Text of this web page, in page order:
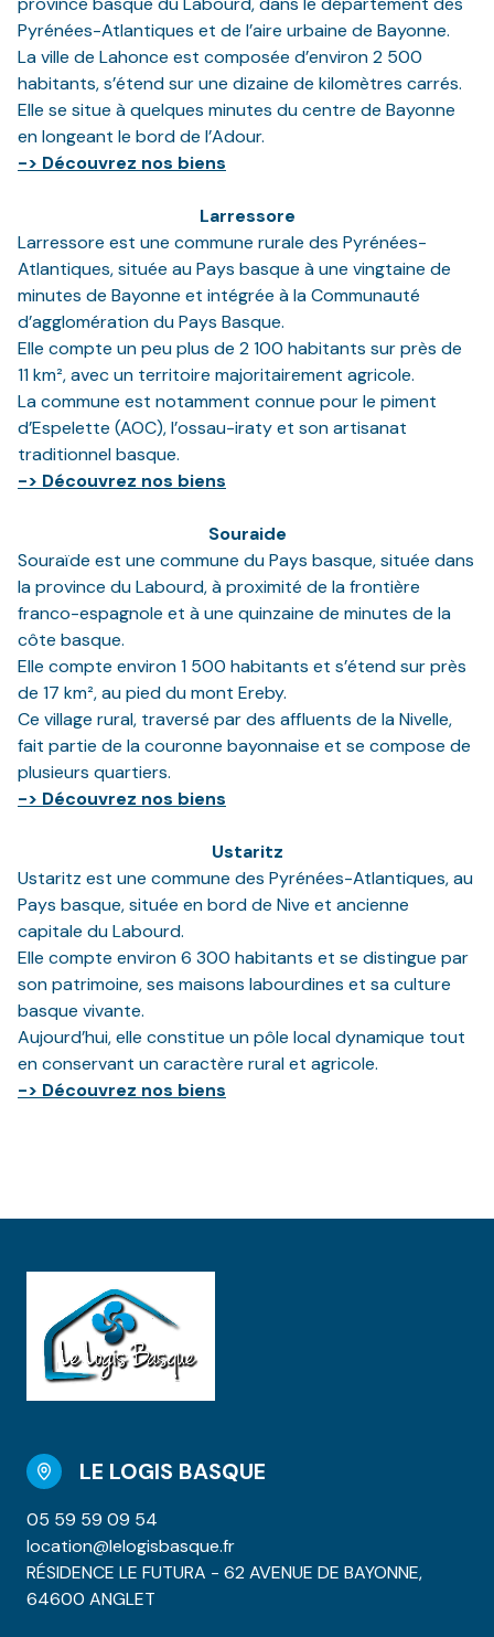
Pyrénées-Atlantiques et de l’aire urbaine de Bayonne.
La ville de Lahonce est composée d’environ 2 500
habitants, s’étend sur une dizaine de kilomètres carrés.
Elle se situe à quelques minutes du centre de Bayonne
en longeant le bord de l’Adour.
-> Découvrez nos biens
Larressore
Larressore est une commune rurale des Pyrénées-
Atlantiques, située au Pays basque à une vingtaine de
minutes de Bayonne et intégrée à la Communauté
d’agglomération du Pays Basque.
Elle compte un peu plus de 2 100 habitants sur près de
11 km², avec un territoire majoritairement agricole.
La commune est notamment connue pour le piment
d’Espelette (AOC), l’ossau-iraty et son artisanat
traditionnel basque.
-> Découvrez nos biens
Souraide
Souraïde est une commune du Pays basque, située dans
la province du Labourd, à proximité de la frontière
franco-espagnole et à une quinzaine de minutes de la
côte basque.
Elle compte environ 1 500 habitants et s’étend sur près
de 17 km², au pied du mont Ereby.
Ce village rural, traversé par des affluents de la Nivelle,
fait partie de la couronne bayonnaise et se compose de
plusieurs quartiers.
-> Découvrez nos biens
Ustaritz
Ustaritz est une commune des Pyrénées-Atlantiques, au
Pays basque, située en bord de Nive et ancienne
capitale du Labourd.
Elle compte environ 6 300 habitants et se distingue par
son patrimoine, ses maisons labourdines et sa culture
basque vivante.
Aujourd’hui, elle constitue un pôle local dynamique tout
en conservant un caractère rural et agricole.
-> Découvrez nos biens
LE LOGIS BASQUE
05 59 59 09 54
location@lelogisbasque.fr
RÉSIDENCE LE FUTURA - 62 AVENUE DE BAYONNE,
64600 ANGLET